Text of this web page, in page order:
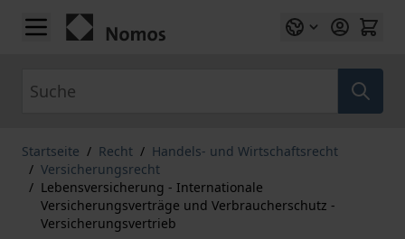
Zum Inhalt springen
Startseite / Recht / Handels- und Wirtschaftsrecht
/ Versicherungsrecht
/ Lebensversicherung - Internationale
Versicherungsverträge und Verbraucherschutz -
Versicherungsvertrieb